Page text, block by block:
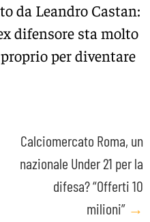
da Leandro Castan:
difensore sta molto
per diventare
Calciomercato Roma, un
nazionale Under 21 per la
difesa? “Offerti 10
milioni” →